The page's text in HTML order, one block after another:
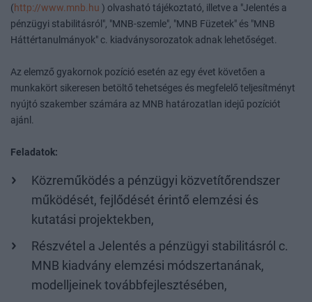
(http://www.mnb.hu ) olvasható tájékoztató, illetve a "Jelentés a
pénzügyi stabilitásról", "MNB-szemle", "MNB Füzetek" és "MNB
Háttértanulmányok" c. kiadványsorozatok adnak lehetőséget.
Az elemző gyakornok pozíció esetén az egy évet követően a
munkakört sikeresen betöltő tehetséges és megfelelő teljesítményt
nyújtó szakember számára az MNB határozatlan idejű pozíciót
ajánl.
Feladatok:
Közreműködés a pénzügyi közvetítőrendszer
működését, fejlődését érintő elemzési és
kutatási projektekben,
Részvétel a Jelentés a pénzügyi stabilitásról c.
MNB kiadvány elemzési módszertanának,
modelljeinek továbbfejlesztésében,